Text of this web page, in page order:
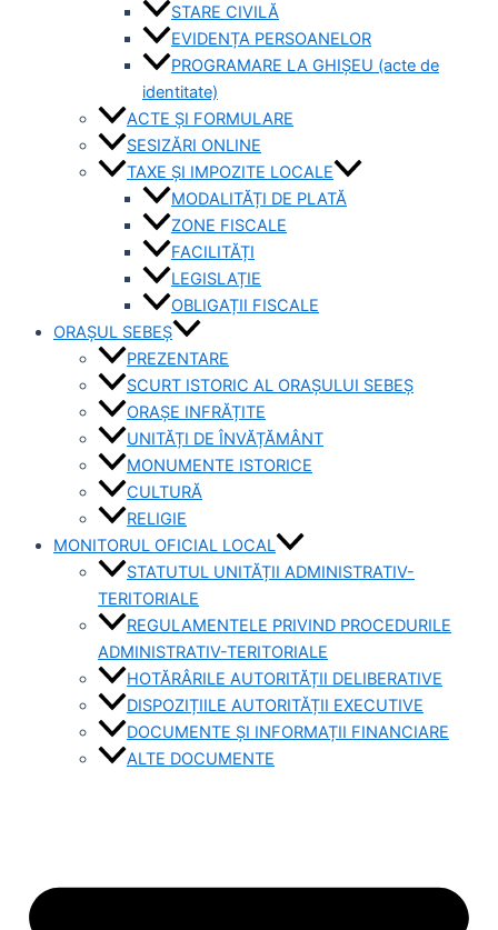
STARE CIVILĂ
EVIDENȚA PERSOANELOR
PROGRAMARE LA GHIȘEU (acte de
identitate)
ACTE ȘI FORMULARE
SESIZĂRI ONLINE
TAXE ȘI IMPOZITE LOCALE
MODALITĂȚI DE PLATĂ
ZONE FISCALE
FACILITĂȚI
LEGISLAȚIE
OBLIGAȚII FISCALE
ORAȘUL SEBEȘ
PREZENTARE
SCURT ISTORIC AL ORAȘULUI SEBEȘ
ORAȘE INFRĂȚITE
UNITĂȚI DE ÎNVĂȚĂMÂNT
MONUMENTE ISTORICE
CULTURĂ
RELIGIE
MONITORUL OFICIAL LOCAL
STATUTUL UNITĂȚII ADMINISTRATIV-
TERITORIALE
REGULAMENTELE PRIVIND PROCEDURILE
ADMINISTRATIV-TERITORIALE
HOTĂRÂRILE AUTORITĂȚII DELIBERATIVE
DISPOZIȚIILE AUTORITĂȚII EXECUTIVE
DOCUMENTE ȘI INFORMAȚII FINANCIARE
ALTE DOCUMENTE